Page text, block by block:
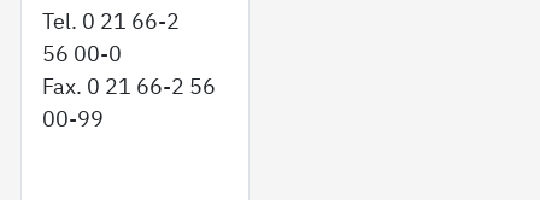
Tel. 0 21 66-2
56 00-0
Fax. 0 21 66-2 56
00-99